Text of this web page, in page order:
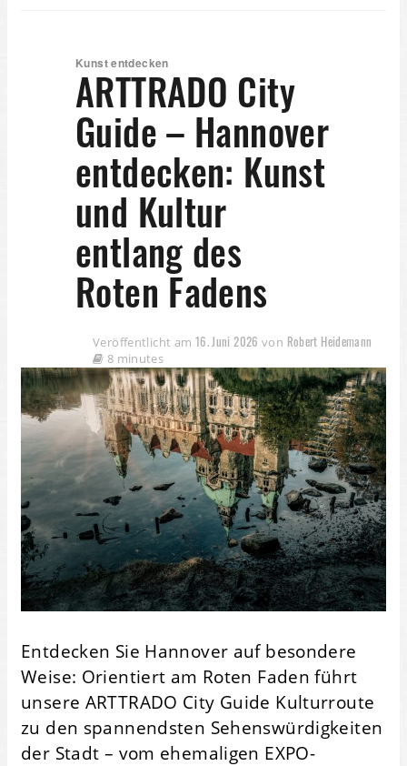
Kunst entdecken
ARTTRADO City
Guide – Hannover
entdecken: Kunst
und Kultur
entlang des
Roten Fadens
Veröffentlicht am 16. Juni 2026 von Robert Heidemann
8 minutes
Entdecken Sie Hannover auf besondere
Weise: Orientiert am Roten Faden führt
unsere ARTTRADO City Guide Kulturroute
zu den spannendsten Sehenswürdigkeiten
der Stadt – vom ehemaligen EXPO-